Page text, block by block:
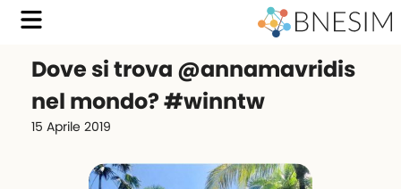
Dove si trova @annamavridis
nel mondo? #winntw
15 Aprile 2019